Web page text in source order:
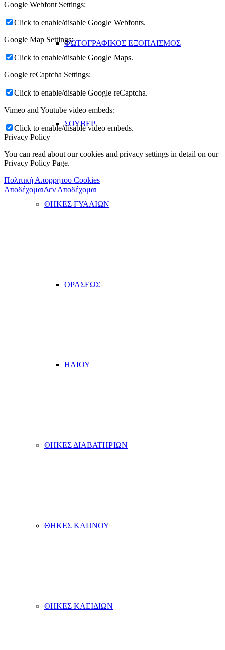
ΦΩΤΟΓΡΑΦΙΚΟΣ ΕΞΟΠΛΙΣΜΟΣ
ΣΟΥΒΕΡ
ΘΗΚΕΣ ΓΥΑΛΙΩΝ
ΟΡΑΣΕΩΣ
ΗΛΙΟΥ
ΘΗΚΕΣ ΔΙΑΒΑΤΗΡΙΩΝ
ΘΗΚΕΣ ΚΑΠΝΟΥ
ΘΗΚΕΣ ΚΛΕΙΔΙΩΝ
Google Webfont Settings:
Click to enable/disable Google Webfonts.
Google Map Settings:
Click to enable/disable Google Maps.
Google reCaptcha Settings:
Click to enable/disable Google reCaptcha.
Vimeo and Youtube video embeds:
Click to enable/disable video embeds.
Privacy Policy
You can read about our cookies and privacy settings in detail on our
Privacy Policy Page.
Πολιτική Απορρήτου Cookies
ΑποδέχομαιΔεν Αποδέχομαι